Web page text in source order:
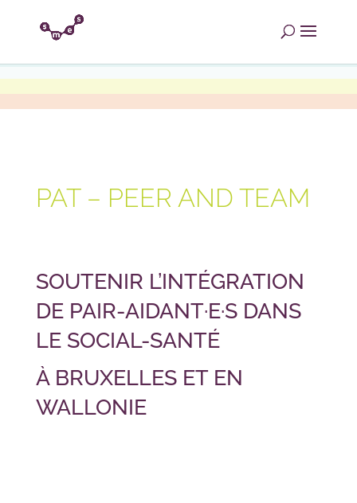
PAT – PEER AND TEAM
SOUTENIR L’INTÉGRATION
DE PAIR-AIDANT·E·S DANS
LE SOCIAL-SANTÉ
À BRUXELLES ET EN
WALLONIE